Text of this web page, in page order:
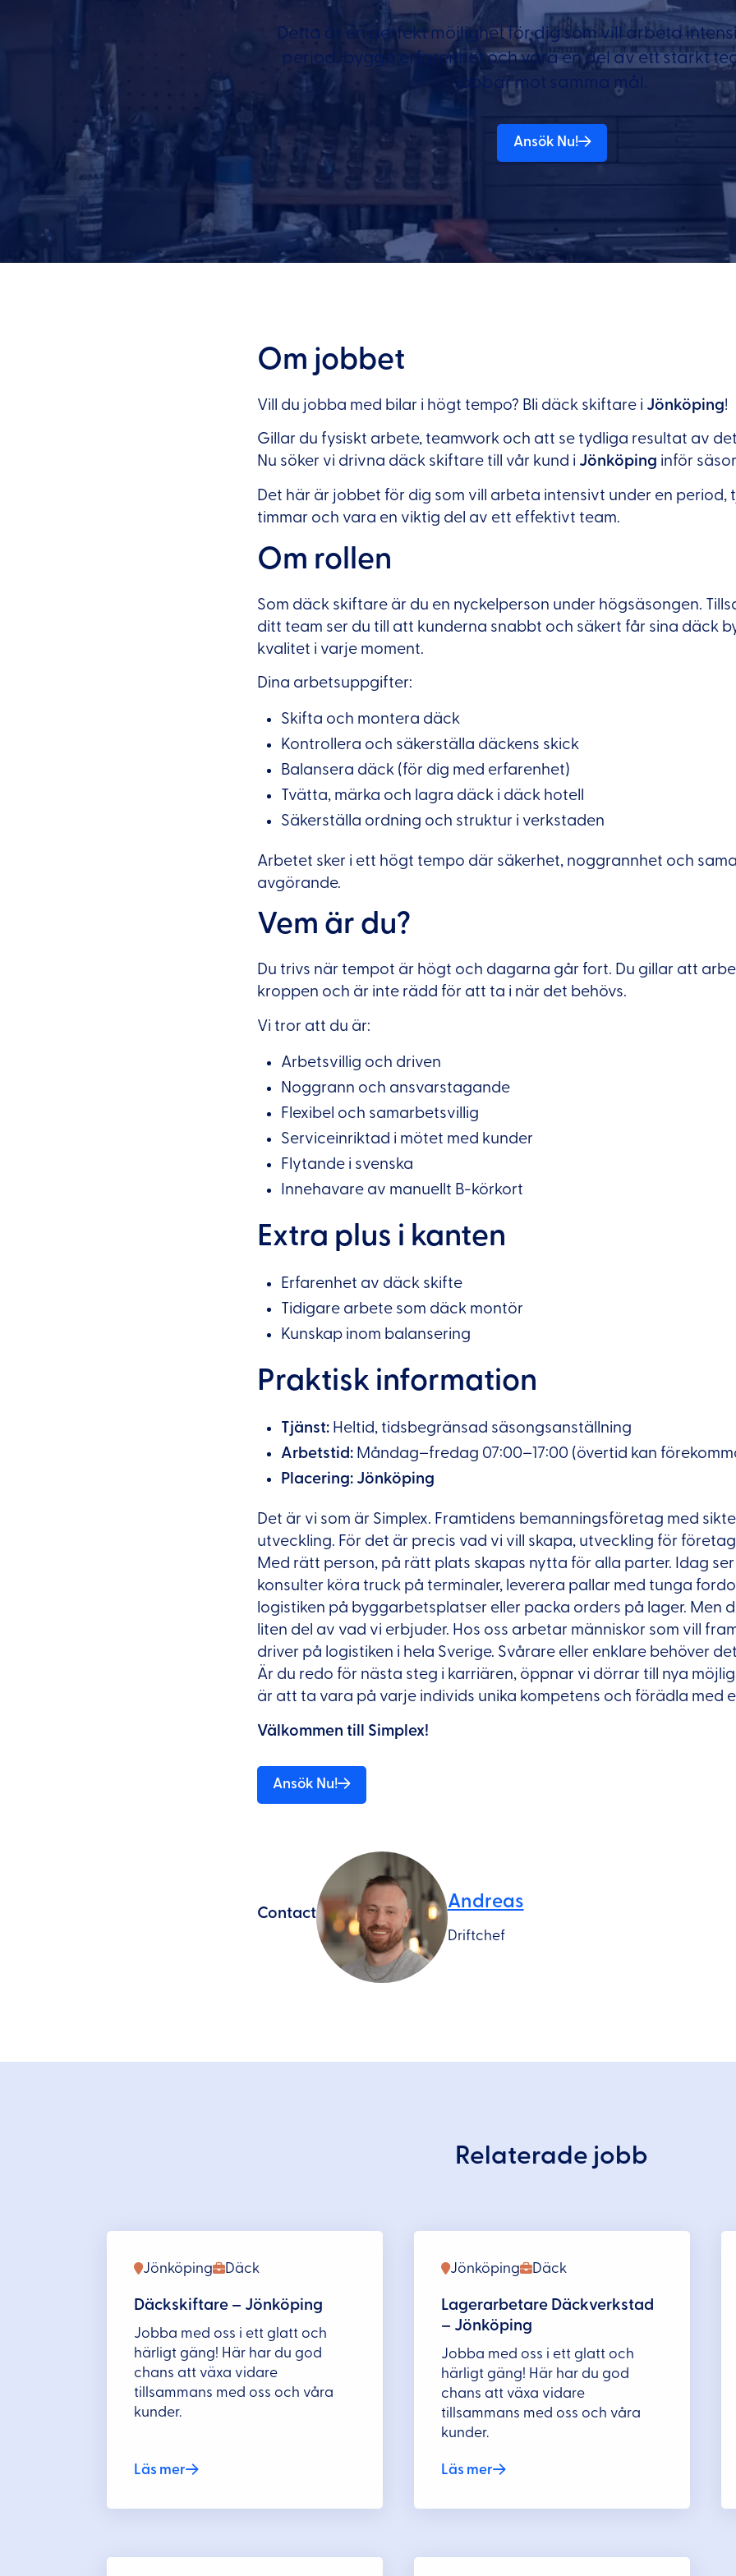
Detta är en perfekt möjlighet för dig som vill arbeta
period, bygga erfarenhet och vara en del av ett starkt
jobbar mot samma mål.
Ansök Nu!
Om jobbet
Vill du jobba med bilar i högt tempo? Bli däck skiftare i Jönköping!
Gillar du fysiskt arbete, teamwork och att se tydliga resultat av
Nu söker vi drivna däck skiftare till vår kund i Jönköping inför
Det här är jobbet för dig som vill arbeta intensivt under en period,
timmar och vara en viktig del av ett effektivt team.
Om rollen
Som däck skiftare är du en nyckelperson under högsäsongen.
ditt team ser du till att kunderna snabbt och säkert får sina däck
kvalitet i varje moment.
Dina arbetsuppgifter:
Skifta och montera däck
Kontrollera och säkerställa däckens skick
Balansera däck (för dig med erfarenhet)
Tvätta, märka och lagra däck i däck hotell
Säkerställa ordning och struktur i verkstaden
Arbetet sker i ett högt tempo där säkerhet, noggrannhet och
avgörande.
Vem är du?
Du trivs när tempot är högt och dagarna går fort. Du gillar att
kroppen och är inte rädd för att ta i när det behövs.
Vi tror att du är:
Arbetsvillig och driven
Noggrann och ansvarstagande
Flexibel och samarbetsvillig
Serviceinriktad i mötet med kunder
Flytande i svenska
Innehavare av manuellt B-körkort
Extra plus i kanten
Erfarenhet av däck skifte
Tidigare arbete som däck montör
Kunskap inom balansering
Praktisk information
Tjänst: Heltid, tidsbegränsad säsongsanställning
Arbetstid: Måndag–fredag 07:00–17:00 (övertid kan
Placering: Jönköping
Det är vi som är Simplex. Framtidens bemanningsföretag med
utveckling. För det är precis vad vi vill skapa, utveckling för
Med rätt person, på rätt plats skapas nytta för alla parter. Idag
konsulter köra truck på terminaler, leverera pallar med tunga
logistiken på byggarbetsplatser eller packa orders på lager. Men
liten del av vad vi erbjuder. Hos oss arbetar människor som vill
driver på logistiken i hela Sverige. Svårare eller enklare behöver
Är du redo för nästa steg i karriären, öppnar vi dörrar till nya
är att ta vara på varje individs unika kompetens och förädla med
Välkommen till Simplex!
Ansök Nu!
Contact
Andreas
Driftchef
Relaterade jobb
Däck
Jönköping
Däckskiftare – Jönköping
Jobba med oss i ett glatt och
härligt gäng! Här har du god
chans att växa vidare
tillsammans med oss och våra
kunder.
Läs mer
Däck
Jönköping
Lagerarbetare Däckverkstad
– Jönköping
Jobba med oss i ett glatt och
härligt gäng! Här har du god
chans att växa vidare
tillsammans med oss och våra
kunder.
Läs mer